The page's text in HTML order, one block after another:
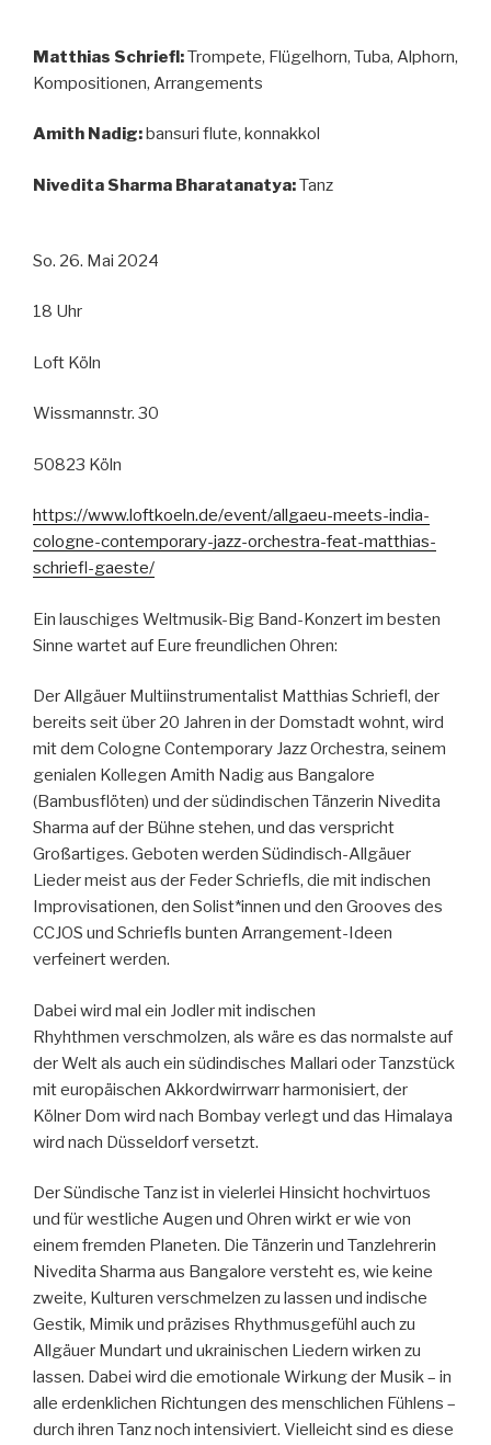
Matthias Schriefl:Trompete, Flügelhorn, Tuba, Alphorn,
Kompositionen, Arrangements
Amith Nadig:bansuri flute, konnakkol
Nivedita Sharma Bharatanatya:Tanz
So. 26. Mai 2024
18 Uhr
Loft Köln
Wissmannstr. 30
50823 Köln
https://www.loftkoeln.de/event/allgaeu-meets-india-
cologne-contemporary-jazz-orchestra-feat-matthias-
schriefl-gaeste/
Ein lauschiges Weltmusik-Big Band-Konzert im besten
Sinne wartet auf Eure freundlichen Ohren:
Der Allgäuer Multiinstrumentalist Matthias Schriefl, der
bereits seit über 20 Jahren in der Domstadt wohnt, wird
mit dem Cologne Contemporary Jazz Orchestra, seinem
genialen Kollegen Amith Nadig aus Bangalore
(Bambusflöten) und der südindischen Tänzerin Nivedita
Sharma auf der Bühne stehen, und das verspricht
Großartiges. Geboten werden Südindisch-Allgäuer
Lieder meist aus der Feder Schriefls, die mit indischen
Improvisationen, den Solist*innen und den Grooves des
CCJOS und Schriefls bunten Arrangement-Ideen
verfeinert werden.
Dabei wird mal ein Jodler mit indischen
Rhyhthmen verschmolzen, als wäre es das normalste auf
der Welt als auch ein südindisches Mallari oder Tanzstück
mit europäischen Akkordwirrwarr harmonisiert, der
Kölner Dom wird nach Bombay verlegt und das Himalaya
wird nach Düsseldorf versetzt.
Der Sündische Tanz ist in vielerlei Hinsicht hochvirtuos
und für westliche Augen und Ohren wirkt er wie von
einem fremden Planeten. Die Tänzerin und Tanzlehrerin
Nivedita Sharma aus Bangalore versteht es, wie keine
zweite, Kulturen verschmelzen zu lassen und indische
Gestik, Mimik und präzises Rhythmusgefühl auch zu
Allgäuer Mundart und ukrainischen Liedern wirken zu
lassen. Dabei wird die emotionale Wirkung der Musik – in
alle erdenklichen Richtungen des menschlichen Fühlens –
durch ihren Tanz noch intensiviert. Vielleicht sind es diese